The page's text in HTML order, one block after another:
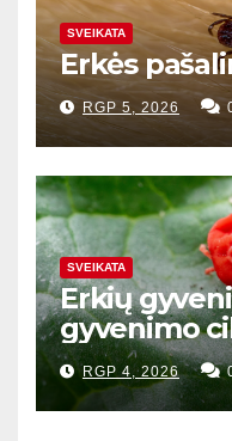
SVEIKATA
Erkės
RGP 5, 2026
SVEIKATA
Erkių
gyvenimo
RGP 4, 2026